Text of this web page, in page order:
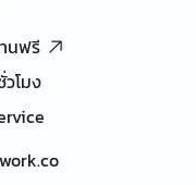
นฟรี
โมง